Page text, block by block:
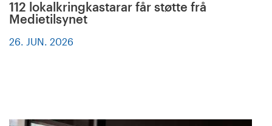
112 lokalkringkastarar får støtte frå
Medietilsynet
26. JUN. 2026